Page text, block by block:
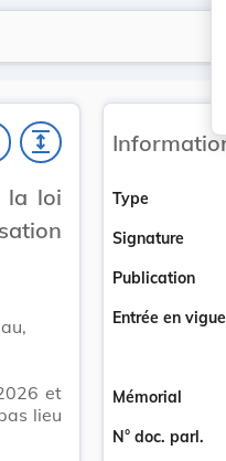
expand
la loi
et
lieu
Type
Signature
Publication
Entrée en
Mémorial
N° doc. parl.